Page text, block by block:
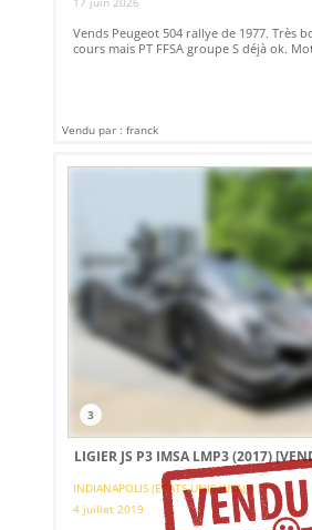
Vends Peugeot 504 rallye de 1977. Très
cours mais PT FFSA groupe S déjà ok.
Vendu par : franck
3
LIGIER JS P3 IMSA LMP3 (2017)
INDIANAPOLIS (ETATS-UNIS (USA))
4 juillet 2019